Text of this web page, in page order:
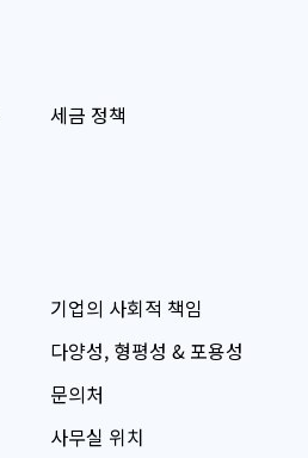
세금 정책
기업의 사회적 책임
다양성, 형평성 & 포용성
문의처
사무실 위치